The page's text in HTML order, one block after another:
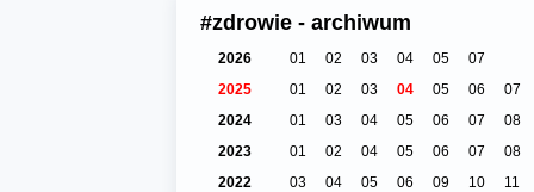
#zdrowie - archiwum
2026 01 02 03 04 05
07
2025
01 02 03 04 05 06
07
2024
01 03 04 05 06 07
08
2023
01 02 04 05 06 07
08
2022
03 04 05 06 09 10 11